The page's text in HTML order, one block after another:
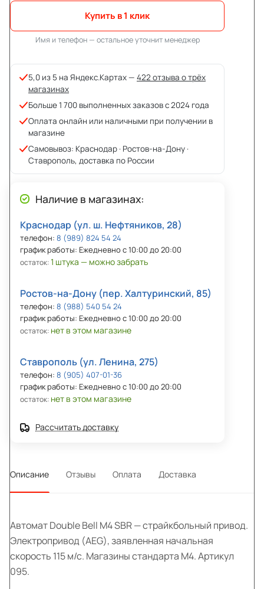
Купить в 1 клик
Имя и телефон — остальное уточнит менеджер
5,0 из 5 на Яндекс.Картах — 422 отзыва о трёх
магазинах
Больше 1 700 выполненных заказов с 2024 года
Оплата онлайн или наличными при получении в
магазине
Самовывоз: Краснодар · Ростов-на-Дону ·
Ставрополь, доставка по России
Наличие в магазинах:
Краснодар (ул. ш. Нефтяников, 28)
телефон: 8 (989) 824 54 24
график работы: Ежедневно с 10:00 до 20:00
остаток:1 штука — можно забрать
Ростов-на-Дону (пер. Халтуринский, 85)
телефон: 8 (988) 540 54 24
график работы: Ежедневно с 10:00 до 20:00
остаток: нет в этом магазине
Ставрополь (ул. Ленина, 275)
телефон: 8 (905) 407-01-36
график работы: Ежедневно с 10:00 до 20:00
остаток: нет в этом магазине
Рассчитать доставку
Описание Отзывы Оплата Доставка
Автомат Double Bell M4 SBR — страйкбольный привод.
Электропривод (AEG), заявленная начальная
скорость 115 м/с. Магазины стандарта M4. Артикул
095.